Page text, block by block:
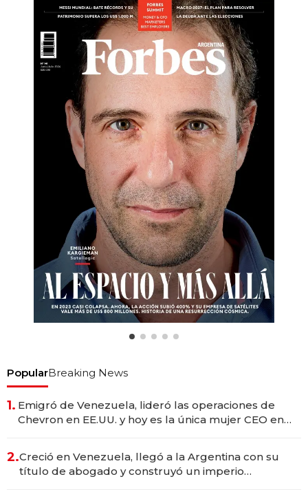
PopularBreaking News
1. Emigró de Venezuela, lideró las operaciones de
Chevron en EE.UU. y hoy es la única mujer CEO en
2.Creció en Venezuela, llegó a la Argentina con su
título de abogado y construyó un imperio